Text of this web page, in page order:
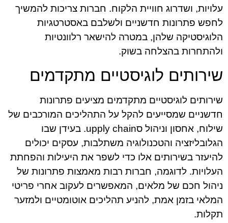
עלויות, ושדרוג חוויית הלקוח. חברות צריכות להמשיך
לחפש פתרונות חדשניים ולשלבם באסטרטגיות
הלוגיסטיקה שלהן, במטרה להישאר רלוונטיות
ולהתחרות בהצלחה בשוק.
שירותים לוגיסטיים מתקדמים
שירותים לוגיסטיים מתקדמים מציעים פתרונות
חדשניים שמסייעים להקל על התהליכים המורכבים של
שילוח, אחסון וניהול סupply chain. בעידן שבו
הגלובליזציה והטכנולוגיה משתלבות, עסקים יכולים
להיעזר בשירותים אלו כדי לשפר את היעילות והפחתת
העלויות. לדוגמה, חברות רבות מאמצות פתרונות של
ניהול חכם של מלאים, המאפשרים לעקוב אחרי פריטי
המלאי בזמן אמת, להניע תהליכים אוטומטיים ולמזער
תקלות.